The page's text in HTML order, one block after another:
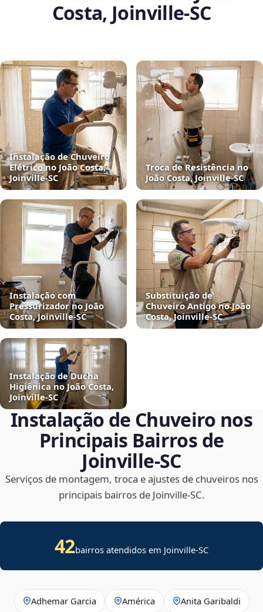
Costa, Joinville‑SC
Instalação de Chuveiro
Elétrico no João Costa,
Joinville‑SC
Troca de Resistência no
João Costa, Joinville‑SC
Instalação com
Pressurizador no João
Costa, Joinville‑SC
Substituição de
Chuveiro Antigo no João
Costa, Joinville‑SC
Instalação de Ducha
Higiênica no João Costa,
Joinville‑SC
Instalação de Chuveiro nos
Principais Bairros de
Joinville‑SC
Serviços de montagem, troca e ajustes de chuveiros nos
principais bairros de Joinville‑SC.
42bairros atendidos em Joinville-SC
Adhemar Garcia América Anita Garibaldi